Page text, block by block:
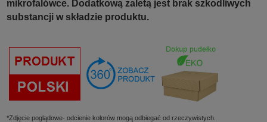
mikrofalówce. Dodatkową zaletą jest brak szkodliwych
substancji w składzie produktu.
*Zdjęcie poglądowe- odcienie kolorów mogą odbiegać od rzeczywistych.